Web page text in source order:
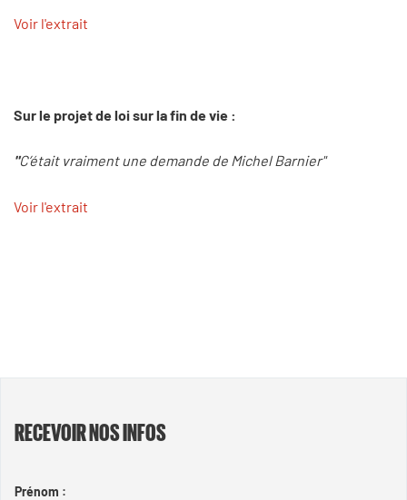
Voir l'extrait
Sur le projet de loi sur la fin de vie :
"C’était vraiment une demande de Michel Barnier"
Voir l'extrait
RECEVOIR NOS INFOS
Prénom :